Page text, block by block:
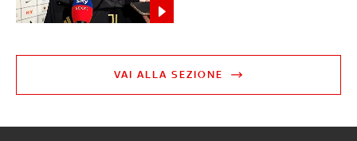
VAI ALLA SEZIONE